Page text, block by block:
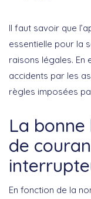
Il faut savoir que
essentielle pour la
raisons légales. En
accidents par les
règles imposées
La
de
En fonction de la